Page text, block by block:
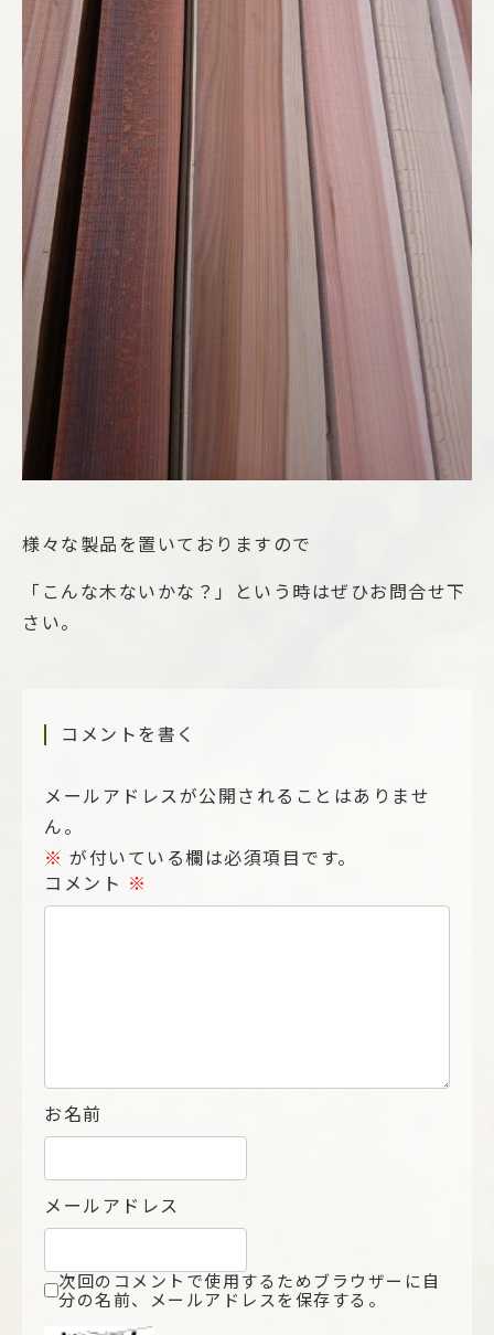
様々な製品を置いておりますので
「こんな木ないかな？」という時はぜひお問合せ下
さい。
コメントを書く
メールアドレスが公開されることはありませ
ん。
※ が付いている欄は必須項目です。
コメント ※
お名前
メールアドレス
次回のコメントで使用するためブラウザーに自
分の名前、メールアドレスを保存する。